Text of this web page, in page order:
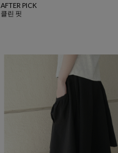
AFTER PICK
클린 핏